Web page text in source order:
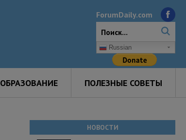
ForumDaily.com
Russian
ОБРАЗОВАНИЕ ПОЛЕЗНЫЕ СОВЕТЫ
НОВОСТИ